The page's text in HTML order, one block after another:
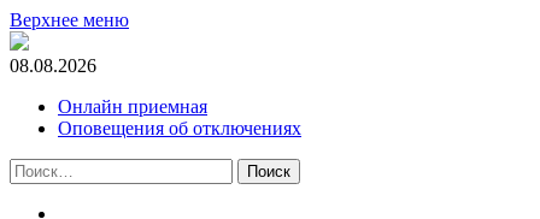
Верхнее меню
08.08.2026
Онлайн приемная
Оповещения об отключениях
Найти: